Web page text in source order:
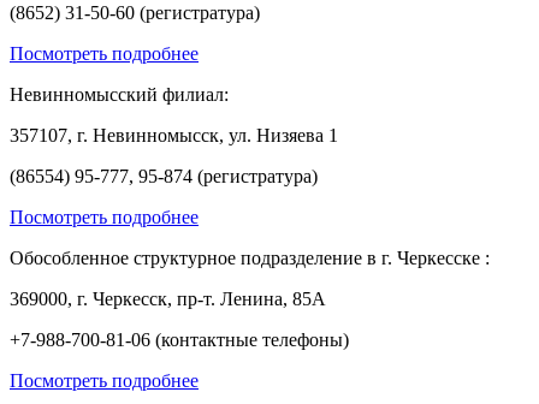
(8652) 31-50-60 (регистратура)
Посмотреть подробнее
Невинномысский филиал:
357107, г. Невинномысск, ул. Низяева 1
(86554) 95-777, 95-874 (регистратура)
Посмотреть подробнее
Обособленное структурное подразделение в г. Черкесске :
369000, г. Черкесск, пр-т. Ленина, 85А
+7-988-700-81-06 (контактные телефоны)
Посмотреть подробнее